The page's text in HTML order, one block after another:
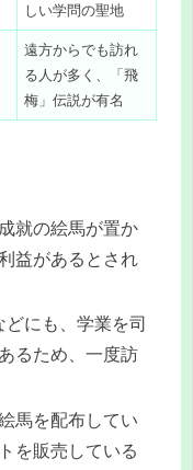
しい学問の聖地
遠方からでも訪れ
る人が多く、「飛
梅」伝説が有名
就の絵馬が置か
益があるとされ
にも、学業を司
るため、一度訪
馬を配布してい
を販売している